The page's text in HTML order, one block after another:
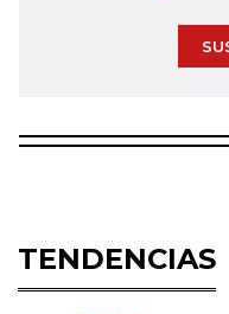
TENDENCIAS